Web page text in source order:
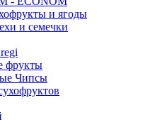
и ягоды
и семечки
фрукты
Чипсы